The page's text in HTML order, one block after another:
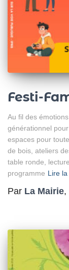
Festi-
Au fil des
générationnel
espaces pour
de bois, ateliers
table ronde,
programme Lire
Par La Mairie,